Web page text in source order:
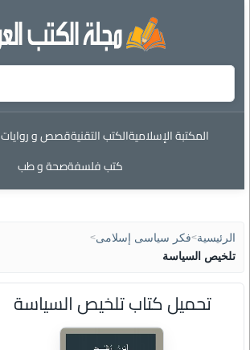
المكتبة الإسلاميةالكتب التقنيةقصص و روايات
كتب فلسفةصحة و طب
الرئيسية>فكر سياسى إسلامى>
تلخيص السياسة
تحميل كتاب تلخيص السياسة